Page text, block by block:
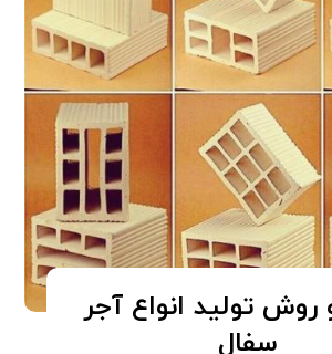
روش تولید انواع آجر
سفال